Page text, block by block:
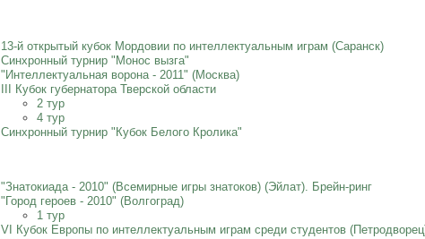
13-й открытый кубок Мордовии по интеллектуальным играм (Саранск)
Синхронный турнир "Монос вызга"
"Интеллектуальная ворона - 2011" (Москва)
III Кубок губернатора Тверской области
2 тур
4 тур
Синхронный турнир "Кубок Белого Кролика"
"Знатокиада - 2010" (Всемирные игры знатоков) (Эйлат). Брейн-ринг
"Город героев - 2010" (Волгоград)
1 тур
VI Кубок Европы по интеллектуальным играм среди студентов